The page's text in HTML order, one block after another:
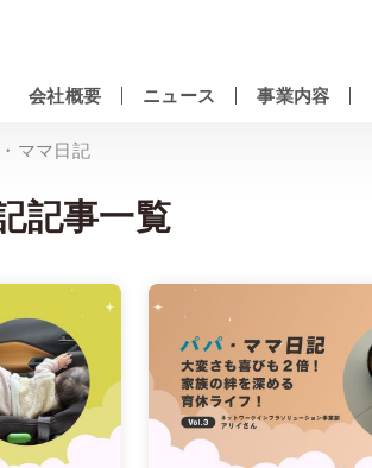
会社概要 ニュース 事業内容
ママ日記
記事一覧